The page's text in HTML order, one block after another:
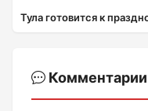
Тула готовится к